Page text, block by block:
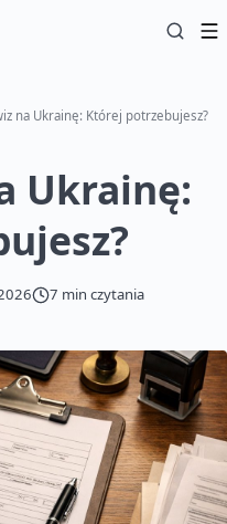
na Ukrainę: Której potrzebujesz?
Ukrainę:
7 min czytania